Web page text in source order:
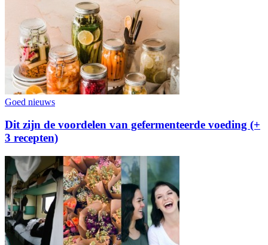
Goed nieuws
Dit zijn de voordelen van gefermenteerde voeding (+
3 recepten)